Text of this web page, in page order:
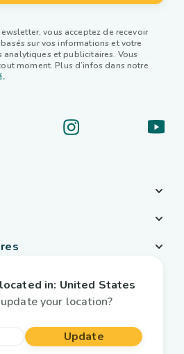
vous acceptez de recevoir
sur vos informations et votre
et publicitaires. Vous
moment. Plus d’infos dans notre
in: United States
your location?
Update